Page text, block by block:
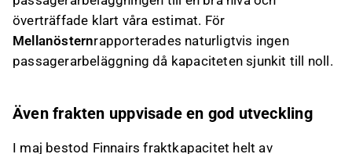
överträffade klart våra estimat. För
Mellanösternrapporterades naturligtvis ingen
passagerarbeläggning då kapaciteten sjunkit till noll.
Även frakten uppvisade en god utveckling
I maj bestod Finnairs fraktkapacitet helt av